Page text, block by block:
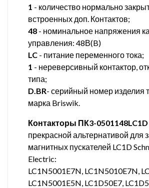
1 - количество нормально
встроенных доп. Контактов;
48 - номинальное напряжения
управления: 48В(B)
LC - питание переменного тока;
1 - нереверсивный контактор,
типа;
D.BR- серийный номер изделия
марка Briswik.
Контакторы ПК3-0501148LC1D
прекрасной альтернативой для
магнитных пускателей LC1D
Electric:
LC1N5001E7N, LC1N5010E7N,
LC1N5001E5N, LC1D50E7,